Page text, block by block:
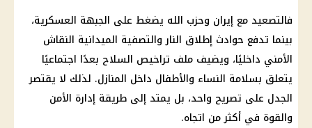
فالتصعيد معإيران وحزب الله يضغط على الجبهة العسكرية،
بينما تدفع حوادث إطلاق النار والتصفية الميدانية النقاش
الأمني داخليًا، ويضيف ملف تراخيص السلاح بعدًا اجتماعيًا
يتعلق بسلامة النساء والأطفال داخل المنازل. لذلك لا يقتصر
الجدل على تصريح واحد، بل يمتد إلى طريقة إدارة الأمن
والقوة في أكثر من اتجاه.